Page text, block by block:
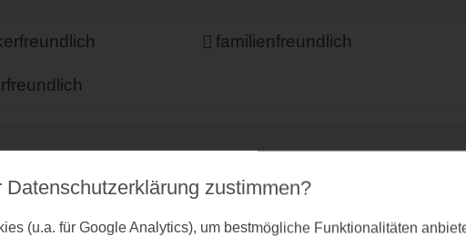
familienfreundlich
zur Nutzung Parkplatz
zustimmen?
(u.a. für Google Analytics), um bestmögliche Funktionalitäten